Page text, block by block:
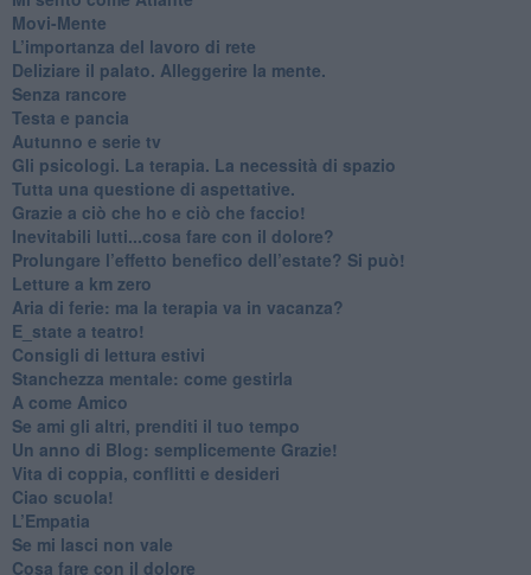
​Movi-Mente
​L’importanza del lavoro di rete
​Deliziare il palato. Alleggerire la mente.
​Senza rancore
​Testa e pancia
​Autunno e serie tv
​Gli psicologi. La terapia. La necessità di spazio
​Tutta una questione di aspettative.
​Grazie a ciò che ho e ciò che faccio!
​Inevitabili lutti...cosa fare con il dolore?
Prolungare l’effetto benefico dell’estate? Si può!
​Letture a km zero
​Aria di ferie: ma la terapia va in vacanza?
​E_state a teatro!
​Consigli di lettura estivi
​Stanchezza mentale: come gestirla
​A come Amico
​Se ami gli altri, prenditi il tuo tempo
​Un anno di Blog: semplicemente Grazie!
​Vita di coppia, conflitti e desideri
​Ciao scuola!
​L’Empatia
​Se mi lasci non vale
Cosa fare con il dolore